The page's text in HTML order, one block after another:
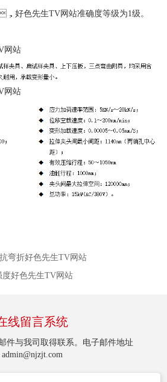
好色先生TV网站准确度等级为1级。
网站
网站
弯折好色先生TV网站
度好色先生TV网站
线留言系统
件与我司取得联系。电子邮件地址
admin@njzjt.com